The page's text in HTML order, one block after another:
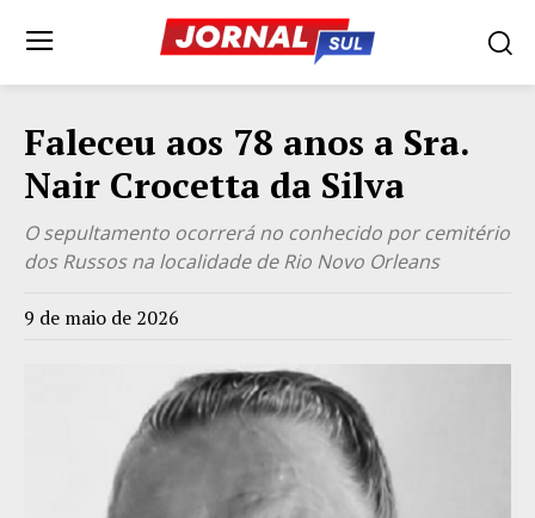
Faleceu aos 78 anos a Sra.
Nair Crocetta da Silva
O sepultamento ocorrerá no conhecido por cemitério
dos Russos na localidade de Rio Novo Orleans
9 de maio de 2026